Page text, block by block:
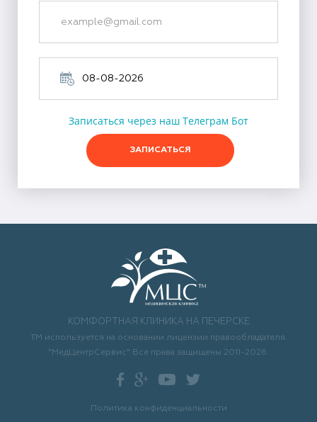
Записаться через наш Телеграм Бот
ЗАПИСАТЬСЯ
КОМФОРТНАЯ КЛИНИКА НА ПЕЧЕРСКЕ
ТМ используется на основании лицензии правообладателя.
"МедЦентрСервис" Все права защищены 2011-2026.
Политика конфиденциальности